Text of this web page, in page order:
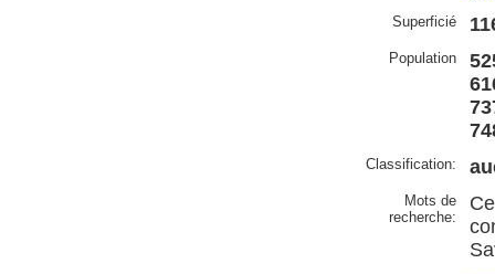
Superficié
Population
Classification:
Mots de
recherche: